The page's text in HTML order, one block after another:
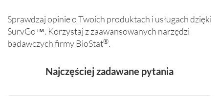
Sprawdzaj opinie o Twoich produktach i usługach dzięki
SurvGo™. Korzystaj z zaawansowanych narzędzi
badawczych firmy BioStat®.
Najczęściej zadawane pytania